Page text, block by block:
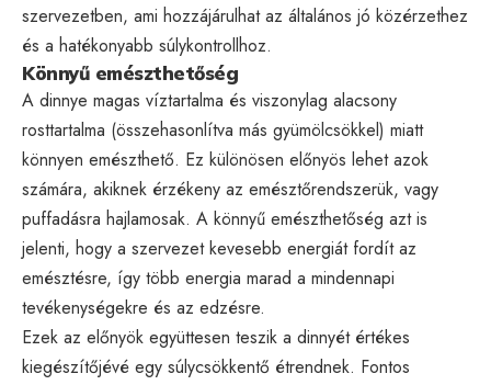
szervezetben, ami hozzájárulhat az általános jó közérzethez
és a hatékonyabb súlykontrollhoz.
Könnyű emészthetőség
A dinnye magas víztartalma és viszonylag alacsony
rosttartalma (összehasonlítva más gyümölcsökkel) miatt
könnyen emészthető. Ez különösen előnyös lehet azok
számára, akiknek érzékeny az emésztőrendszerük, vagy
puffadásra hajlamosak. A könnyű emészthetőség azt is
jelenti, hogy a szervezet kevesebb energiát fordít az
emésztésre, így több energia marad a mindennapi
tevékenységekre és az edzésre.
Ezek az előnyök együttesen teszik a dinnyét értékes
kiegészítőjévé egy súlycsökkentő étrendnek. Fontos